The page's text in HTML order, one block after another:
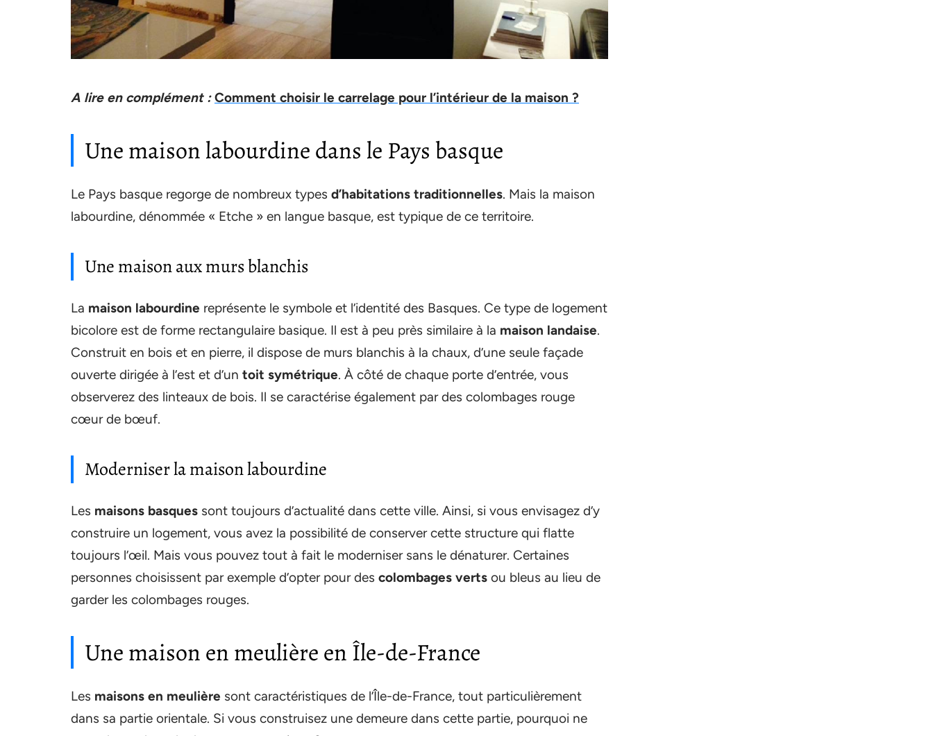
A lire en complément : Comment choisir le carrelage pour l’intérieur de la maison ?
Une maison labourdine dans le Pays basque
Le Pays basque regorge de nombreux types d’habitations traditionnelles. Mais la maison
labourdine, dénommée « Etche » en langue basque, est typique de ce territoire.
Une maison aux murs blanchis
La maison labourdine représente le symbole et l’identité des Basques. Ce type de logement
bicolore est de forme rectangulaire basique. Il est à peu près similaire à la maison landaise.
Construit en bois et en pierre, il dispose de murs blanchis à la chaux, d’une seule façade
ouverte dirigée à l’est et d’un toit symétrique. À côté de chaque porte d’entrée, vous
observerez des linteaux de bois. Il se caractérise également par des colombages rouge
cœur de bœuf.
Moderniser la maison labourdine
Les maisons basques sont toujours d’actualité dans cette ville. Ainsi, si vous envisagez d’y
construire un logement, vous avez la possibilité de conserver cette structure qui flatte
toujours l’œil. Mais vous pouvez tout à fait le moderniser sans le dénaturer. Certaines
personnes choisissent par exemple d’opter pour des colombages verts ou bleus au lieu de
garder les colombages rouges.
Une maison en meulière en Île-de-France
Les maisons en meulière sont caractéristiques de l’Île-de-France, tout particulièrement
dans sa partie orientale. Si vous construisez une demeure dans cette partie, pourquoi ne